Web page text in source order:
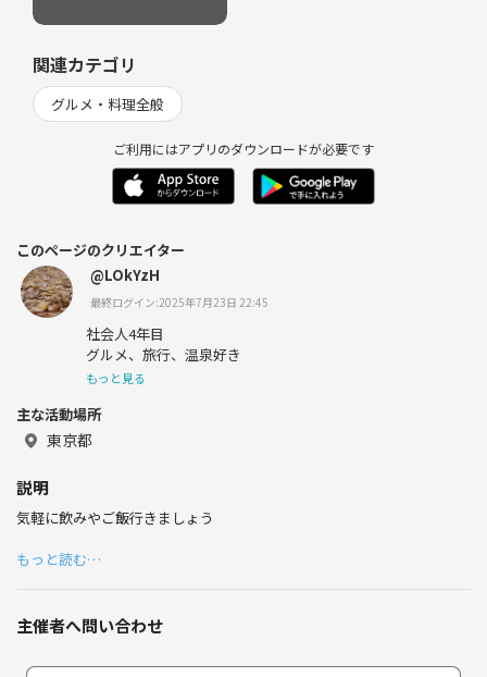
関連カテゴリ
グルメ・料理全般
ご利用にはアプリのダウンロードが必要です
このページのクリエイター
@LOkYzH
最終ログイン:2025年7月23日 22:45
社会人4年目
グルメ、旅行、温泉好き
もっと見る
主な活動場所
東京都
説明
気軽に飲みやご飯行きましょう
もっと読む…
主催者へ問い合わせ